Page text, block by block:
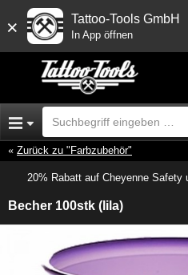
× Tattoo-Tools GmbH
In App öffnen
Zurück zu "Farbzubehör"
20% Rabatt auf Cheyenne Safety
Becher 100stk (lila)